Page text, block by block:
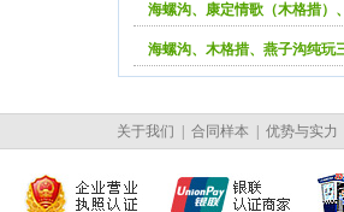
海螺沟、康定情歌（木格措）
海螺沟、木格措、燕子沟纯玩
关于我们 合同样本 优势与实力